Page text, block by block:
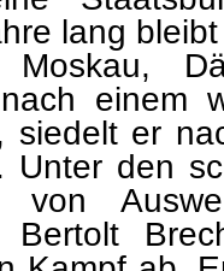
lang
einem
siedelt er
den
Bertolt